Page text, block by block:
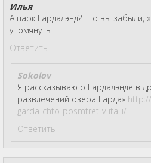
Илья
А парк Гардалэнд? Его вы
упомянуть
Ответить
Sokolov
Я рассказываю о Гардалэнде в
развлечений озера Гарда»
garda-chto-posmtret-v-italii/
Ответить